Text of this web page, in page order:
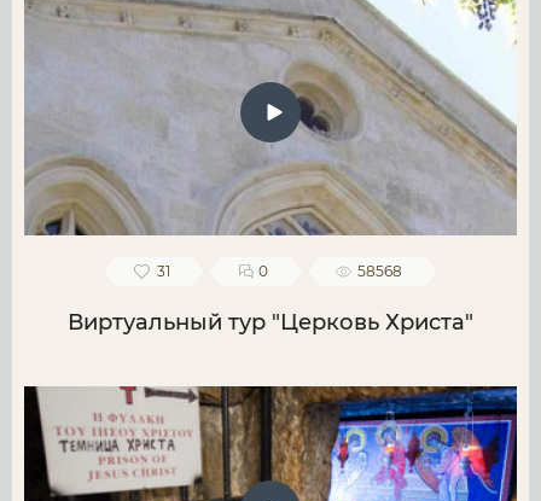
31 0 58568
Виртуальный тур "Церковь Христа"